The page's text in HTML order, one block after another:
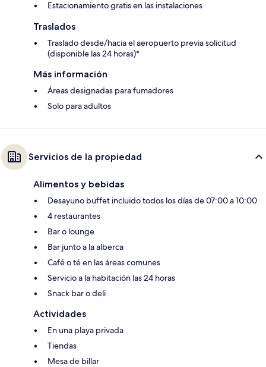
Estacionamiento gratis en las instalaciones
Traslados
Traslado desde/hacia el aeropuerto previa solicitud
(disponible las 24 horas)*
Más información
Áreas designadas para fumadores
Solo para adultos
Servicios de la propiedad
Alimentos y bebidas
Desayuno buffet incluido todos los días de 07:00 a 10:00
4 restaurantes
Bar o lounge
Bar junto a la alberca
Café o té en las áreas comunes
Servicio a la habitación las 24 horas
Snack bar o deli
Actividades
En una playa privada
Tiendas
Mesa de billar